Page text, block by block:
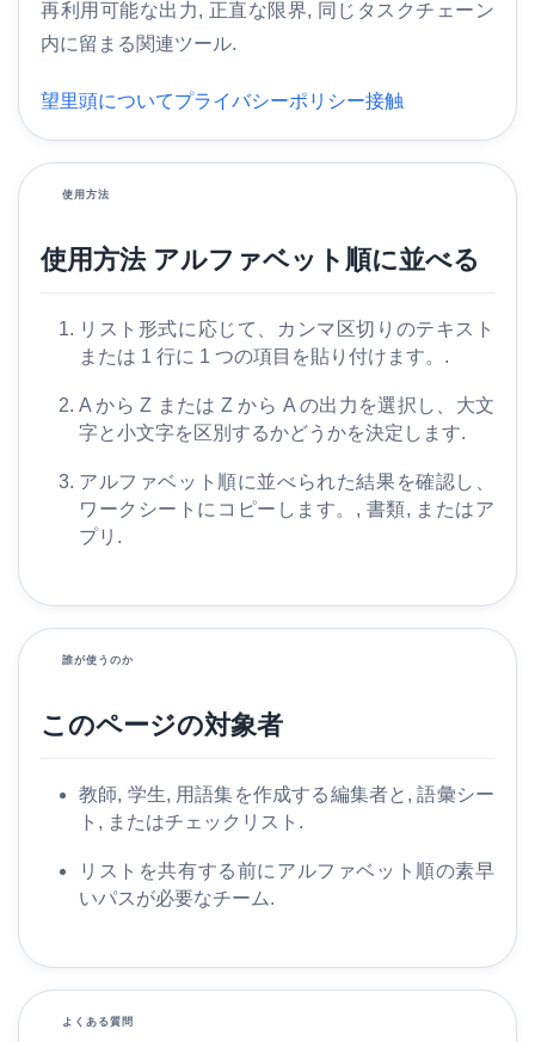
家
O
用
も
と
再利用可能な出力, 正直な限界, 同じタスクチェーン
内に留まる関連ツール.
望里頭についてプライバシーポリシー接触
使用方法
使用方法 アルファベット順に並べる
リスト形式に応じて、カンマ区切りのテキスト
または 1 行に 1 つの項目を貼り付けます。.
A から Z または Z から A の出力を選択し、大文
字と小文字を区別するかどうかを決定します.
アルファベット順に並べられた結果を確認し、
ワークシートにコピーします。, 書類, またはア
プリ.
誰が使うのか
このページの対象者
教師, 学生, 用語集を作成する編集者と, 語彙シー
ト, またはチェックリスト.
リストを共有する前にアルファベット順の素早
いパスが必要なチーム.
よくある質問